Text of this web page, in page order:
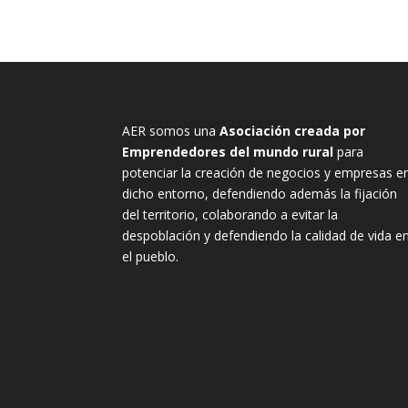
AER somos unaAsociación creada por
Emprendedores del mundo rural para
potenciar la creación de negocios y empresas
dicho entorno, defendiendo además la fijación
del territorio, colaborando a evitar la
despoblación y defendiendo la calidad de vida
el pueblo.